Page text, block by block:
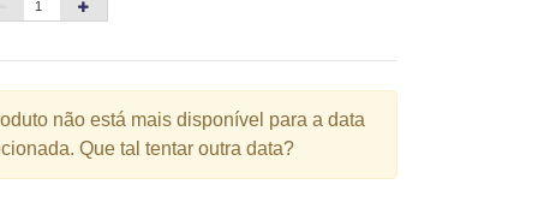
24 25
31
não está mais disponível para a data
Que tal tentar outra data?